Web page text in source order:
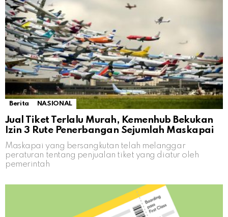
Berita NASIONAL
Jual Tiket Terlalu Murah, Kemenhub Bekukan
Izin 3 Rute Penerbangan Sejumlah Maskapai
Maskapai yang bersangkutan telah melanggar
peraturan tentang penjualan tiket yang diatur oleh
pemerintah